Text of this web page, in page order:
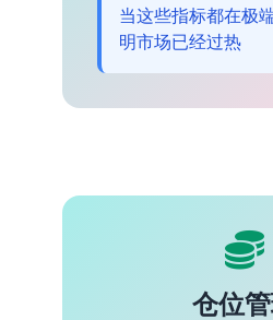
当这些指标都在极
明市场已经过热
仓位